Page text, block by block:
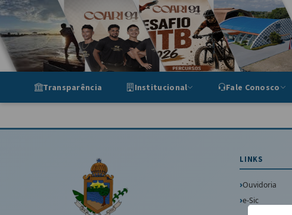
Portal de Transparência Municipal
Transparência Institucional Fale Conosco
LINKS
Ouvidoria
e-Sic